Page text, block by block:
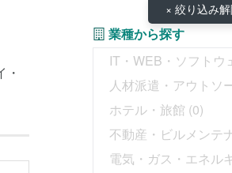
× 絞り込み
業種から探す
IT・WEB・ソフトウ
人材派遣・アウトソ
ホテル・旅館 (0)
不動産・ビルメンテ
電気・ガス・エネル